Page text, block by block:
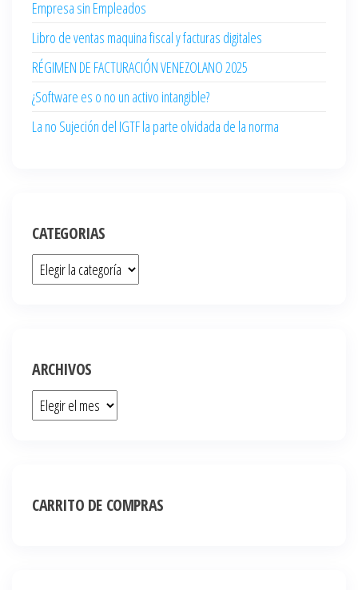
Empresa sin Empleados
Libro de ventas maquina fiscal y facturas digitales
RÉGIMEN DE FACTURACIÓN VENEZOLANO 2025
¿Software es o no un activo intangible?
La no Sujeción del IGTF la parte olvidada de la norma
CATEGORIAS
ARCHIVOS
CARRITO DE COMPRAS